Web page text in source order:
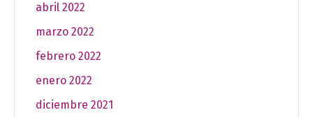
abril 2022
marzo 2022
febrero 2022
enero 2022
diciembre 2021